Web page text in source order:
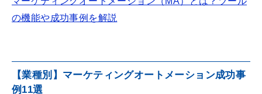
の機能や成功事例を解説
【業種別】マーケティングオートメーション成功事
例11選